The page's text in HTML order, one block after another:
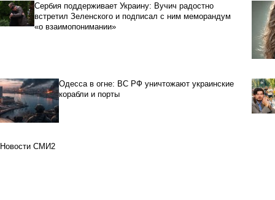
Сербия поддерживает Украину: Вучич радостно
встретил Зеленского и подписал с ним меморандум
«о взаимопонимании»
Одесса в огне: ВС РФ уничтожают украинские
корабли и порты
Новости СМИ2